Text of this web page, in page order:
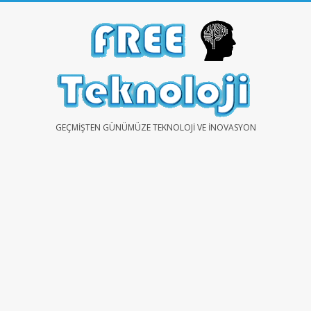
FREEGEÇMIŞTEN GÜNÜMÜZE TEKNOLOJI VE İNOVASYON